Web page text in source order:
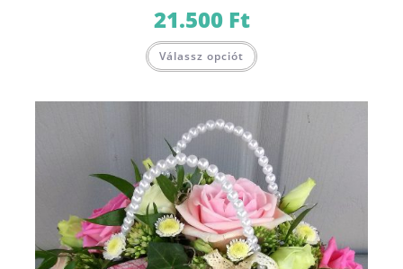
21.500 Ft
Válassz opciót